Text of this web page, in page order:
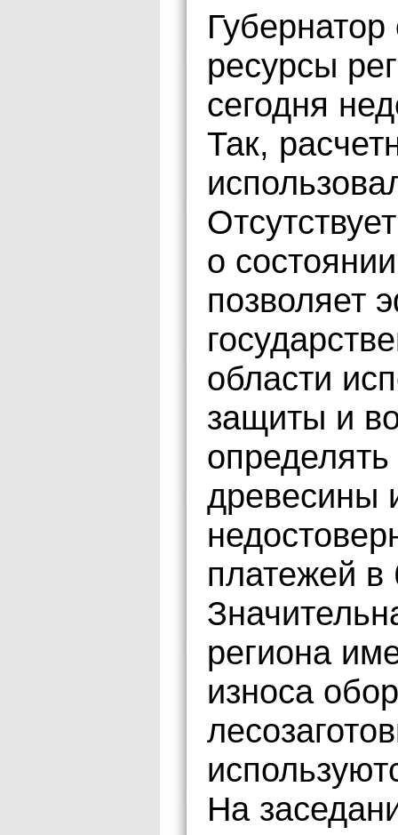
ресурсы
сегодня
Так,
о
позволяет
области
защиты и
древесины
платежей
региона
износа
На